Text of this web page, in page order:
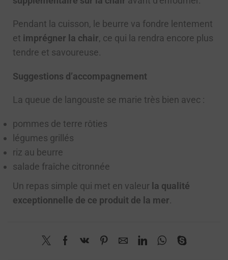
Pendant la cuisson, le beurre va fondre lentement
et imprégner la chair, ce qui la rendra encore plus
tendre et savoureuse.
Suggestions d’accompagnement
La queue de langouste se marie très bien avec :
pommes de terre rôties
légumes grillés
riz au beurre
salade fraîche citronnée
Un repas simple qui met en valeur la qualité
exceptionnelle de ce produit de la mer.